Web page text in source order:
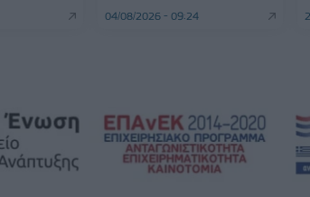
04/08/2026 - 09:24